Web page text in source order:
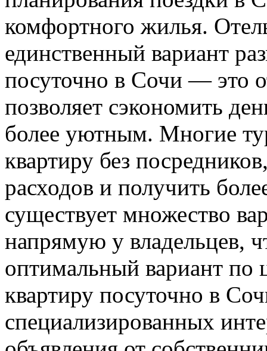
комфортного жилья.
единственный вариант
посуточно в Сочи — это
позволяет сэкономить
более уютным. Многие
квартиру без
расходов и получить
существует множество
напрямую у владельцев,
оптимальный вариант по
квартиру посуточно в
специализированных